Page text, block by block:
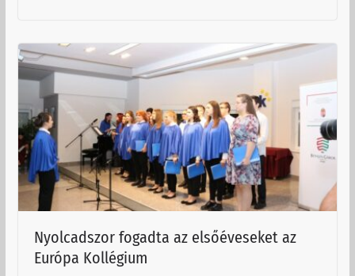
Nyolcadszor fogadta az elsőéveseket az
Európa Kollégium